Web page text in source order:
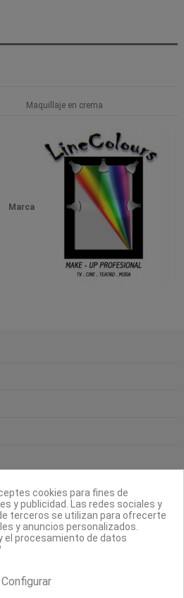
Maquillaje en crema
Marca
cookies para fines de
y publicidad. Las redes sociales y
terceros se utilizan para ofrecerte
y anuncios personalizados.
el procesamiento de datos
Configurar